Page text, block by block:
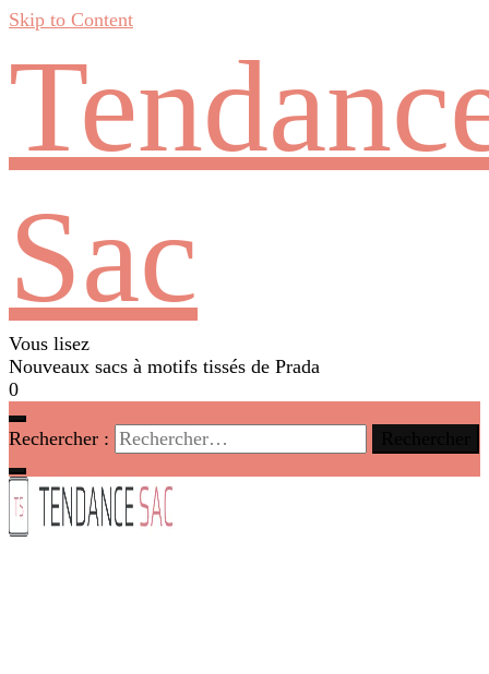
Skip to Content
Sac
Vous lisez
Nouveaux sacs à motifs tissés de Prada
0
Rechercher :